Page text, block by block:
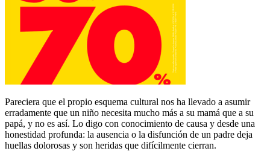
Pareciera que el propio esquema cultural nos ha llevado a asumir
erradamente que un niño necesita mucho más a su mamá que a su
papá, y no es así. Lo digo con conocimiento de causa y desde una
honestidad profunda: la ausencia o la disfunción de un padre deja
huellas dolorosas y son heridas que difícilmente cierran.